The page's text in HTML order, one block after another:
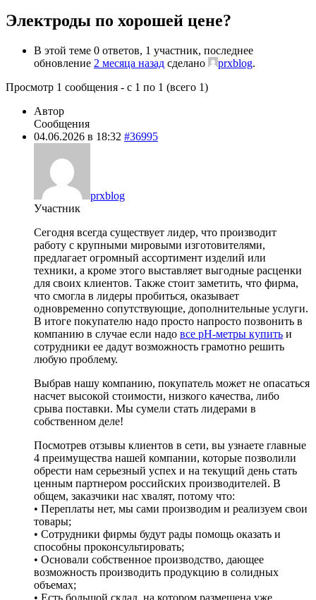
Электроды по хорошей цене?
В этой теме 0 ответов, 1 участник, последнее
обновление 2 месяца назад сделано prxblog.
Просмотр 1 сообщения - с 1 по 1 (всего 1)
Автор
Сообщения
04.06.2026 в 18:32 #36995
prxblog
Участник
Сегодня всегда существует лидер, что производит
работу с крупными мировыми изготовителями,
предлагает огромный ассортимент изделий или
техники, а кроме этого выставляет выгодные расценки
для своих клиентов. Также стоит заметить, что фирма,
что смогла в лидеры пробиться, оказывает
одновременно сопутствующие, дополнительные услуги.
В итоге покупателю надо просто напросто позвонить в
компанию в случае если надо все pH-метры купить и
сотрудники ее дадут возможность грамотно решить
любую проблему.
Выбрав нашу компанию, покупатель может не опасаться
насчет высокой стоимости, низкого качества, либо
срыва поставки. Мы сумели стать лидерами в
собственном деле!
Посмотрев отзывы клиентов в сети, вы узнаете главные
4 преимущества нашей компании, которые позволили
обрести нам серьезный успех и на текущий день стать
ценным партнером российских производителей. В
общем, заказчики нас хвалят, потому что:
• Переплаты нет, мы сами производим и реализуем свои
товары;
• Сотрудники фирмы будут рады помощь оказать и
способны проконсультировать;
• Основали собственное производство, дающее
возможность производить продукцию в солидных
объемах;
• Есть большой склад, на котором размещена уже